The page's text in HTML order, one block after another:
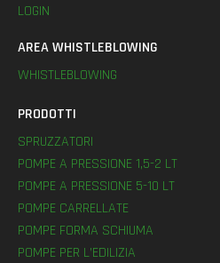
LOGIN
AREA WHISTLEBLOWING
WHISTLEBLOWING
PRODOTTI
SPRUZZATORI
POMPE A PRESSIONE 1,5-2 LT
POMPE A PRESSIONE 5-10 LT
POMPE CARRELLATE
POMPE FORMA SCHIUMA
POMPE PER L’EDILIZIA